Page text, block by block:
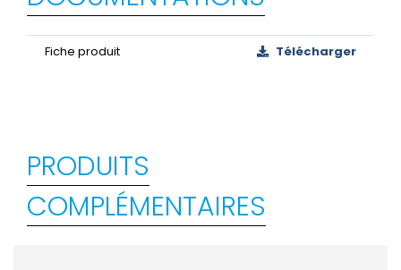
Fiche produit Télécharger
PRODUITS
COMPLÉMENTAIRES